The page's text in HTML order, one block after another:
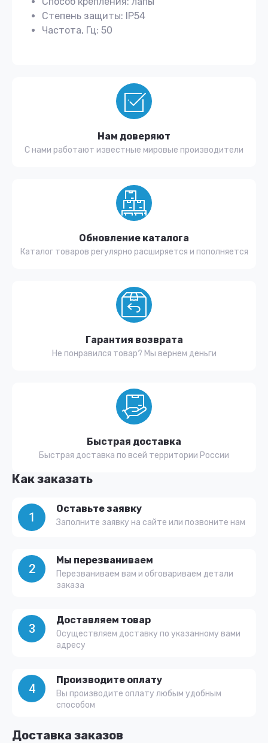
Степень защиты: IP54
Частота, Гц: 50
Нам доверяют
С нами работают известные мировые производители
Обновление каталога
Каталог товаров регулярно расширяется и пополняется
Гарантия возврата
Не понравился товар? Мы вернем деньги
Быстрая доставка
Быстрая доставка по всей территории России
Как заказать
1
Оставьте заявку
Заполните заявку на сайте или позвоните нам
2
Мы перезваниваем
Перезваниваем вам и обговариваем детали
заказа
3
Доставляем товар
Осуществляем доставку по указанному вами
адресу
4
Производите оплату
Вы производите оплату любым удобным
способом
Доставка заказов